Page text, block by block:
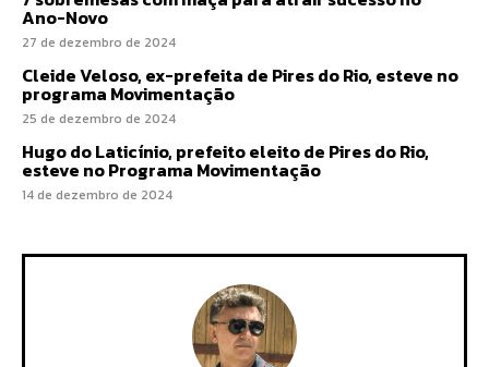
Ano-Novo
27 de dezembro de 2024
Cleide Veloso, ex-prefeita de Pires do Rio, esteve no
programa Movimentação
25 de dezembro de 2024
Hugo do Laticínio, prefeito eleito de Pires do Rio,
esteve no Programa Movimentação
14 de dezembro de 2024